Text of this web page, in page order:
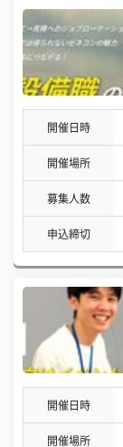
開催日時
開催場所
募集人数
申込締切
開催日時
開催場所